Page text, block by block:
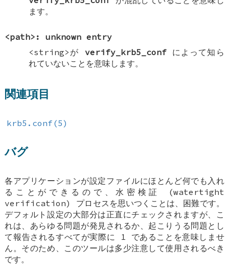
ます。
<path>: unknown entry
<string>が verify_krb5_confによって知ら
れていないことを意味します。
関連項目
krb5.conf(5)
バグ
各アプリケーションが設定ファイルにほとんど何でも入れ
ることができるので、水密検証 (watertight
verification) プロセスを思いつくことは、困難です。
デフォルト設定の大部分は正直にチェックされますが、こ
れは、あらゆる問題が発見されるか、起こりうる問題とし
て報告されるすべてが実際に 1 であることを意味しませ
ん。そのため、このツールは多少注意して使用されるべき
です。